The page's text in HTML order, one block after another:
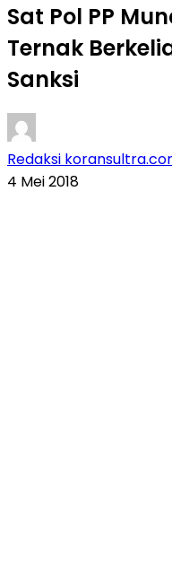
Sat Pol PP
Ternak
Sanksi
Redaksi
4 Mei 2018